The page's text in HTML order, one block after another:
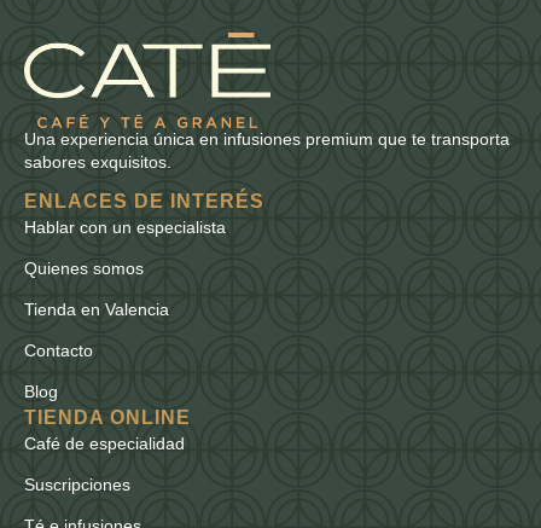
Una experiencia única en infusiones premium que te transporta
sabores exquisitos.
ENLACES DE INTERÉS
Hablar con un especialista
Quienes somos
Tienda en Valencia
Contacto
Blog
TIENDA ONLINE
Café de especialidad
Suscripciones